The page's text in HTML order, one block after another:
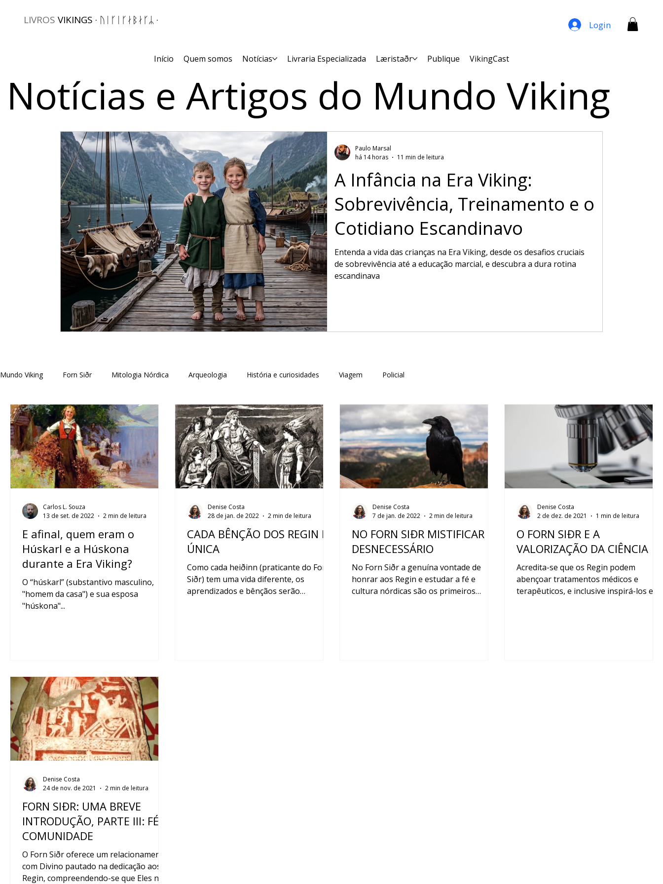
Início Quem somos Notícias Livraria Especializada Læristaðr Publique VikingCast
LIVROS VIKINGS · ᚢᛁᚴᛁᚴᛅᛒᛅᚴᛦ · Login
Notícias e Artigos do Mundo Viking
A Infância na Era Viking:
Sobrevivência, Treinamento e o
Cotidiano Escandinavo
Entenda a vida das crianças na Era Viking, desde os desafios cruciais
de sobrevivência até a educação marcial, e descubra a dura rotina
escandinava
Paulo Marsal
há 14 horas
11 min de leitura
Mundo Viking Forn Siðr Mitologia Nórdica Arqueologia História e curiosidades Viagem Policial
E afinal, quem eram o
Húskarl e a Húskona
durante a Era Viking?
O “húskarl” (substantivo masculino,
"homem da casa") e sua esposa
"húskona"...
Carlos L. Souza
13 de set. de 2022
2 min de leitura
CADA BÊNÇÃO DOS REGIN É
ÚNICA
Como cada heiðinn (praticante do Forn
Siðr) tem uma vida diferente, os
aprendizados e bênçãos serão
Denise Costa
28 de jan. de 2022
2 min de leitura
NO FORN SIÐR MISTIFICAR É
DESNECESSÁRIO
No Forn Siðr a genuína vontade de
honrar aos Regin e estudar a fé e
cultura nórdicas são os primeiros
Denise Costa
7 de jan. de 2022
2 min de leitura
O FORN SIÐR E A
VALORIZAÇÃO DA CIÊNCIA
Acredita-se que os Regin podem
abençoar tratamentos médicos e
terapêuticos, e inclusive inspirá-los e
Denise Costa
2 de dez. de 2021
1 min de leitura
FORN SIÐR: UMA BREVE
INTRODUÇÃO, PARTE III: FÉ E
COMUNIDADE
O Forn Siðr oferece um relacionamento
com Divino pautado na dedicação aos
Regin, compreendendo-se que Eles não
Denise Costa
24 de nov. de 2021
2 min de leitura